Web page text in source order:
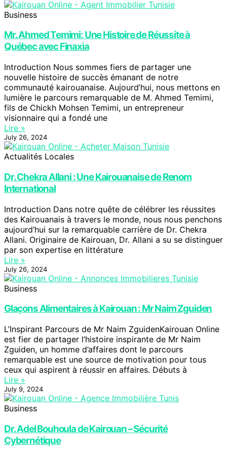
Business
Mr. Ahmed Temimi: Une Histoire de Réussite à
Québec avec Finaxia
Introduction Nous sommes fiers de partager une
nouvelle histoire de succès émanant de notre
communauté kairouanaise. Aujourd’hui, nous mettons en
lumière le parcours remarquable de M. Ahmed Temimi,
fils de Chickh Mohsen Temimi, un entrepreneur
visionnaire qui a fondé une
Lire »
July 26, 2024
Actualités Locales
Dr. Chekra Allani : Une Kairouanaise de Renom
International
Introduction Dans notre quête de célébrer les réussites
des Kairouanais à travers le monde, nous nous penchons
aujourd’hui sur la remarquable carrière de Dr. Chekra
Allani. Originaire de Kairouan, Dr. Allani a su se distinguer
par son expertise en littérature
Lire »
July 26, 2024
Business
Glaçons Alimentaires à Kairouan : Mr Naim Zguiden
L’Inspirant Parcours de Mr Naim ZguidenKairouan Online
est fier de partager l’histoire inspirante de Mr Naim
Zguiden, un homme d’affaires dont le parcours
remarquable est une source de motivation pour tous
ceux qui aspirent à réussir en affaires. Débuts à
Lire »
July 9, 2024
Business
Dr. Adel Bouhoula de Kairouan – Sécurité
Cybernétique